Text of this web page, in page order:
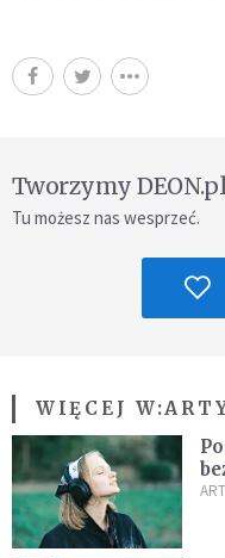
Tworzymy
Tu możesz nas wesprzeć.
WIĘCEJ W: